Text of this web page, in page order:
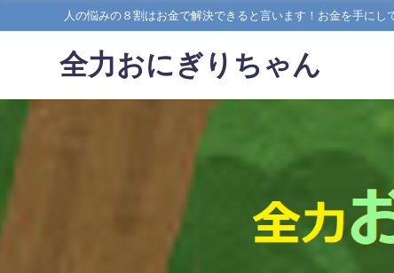
人の悩みの８割はお金で解決できると言います！お金を手にし
全力おにぎりちゃん